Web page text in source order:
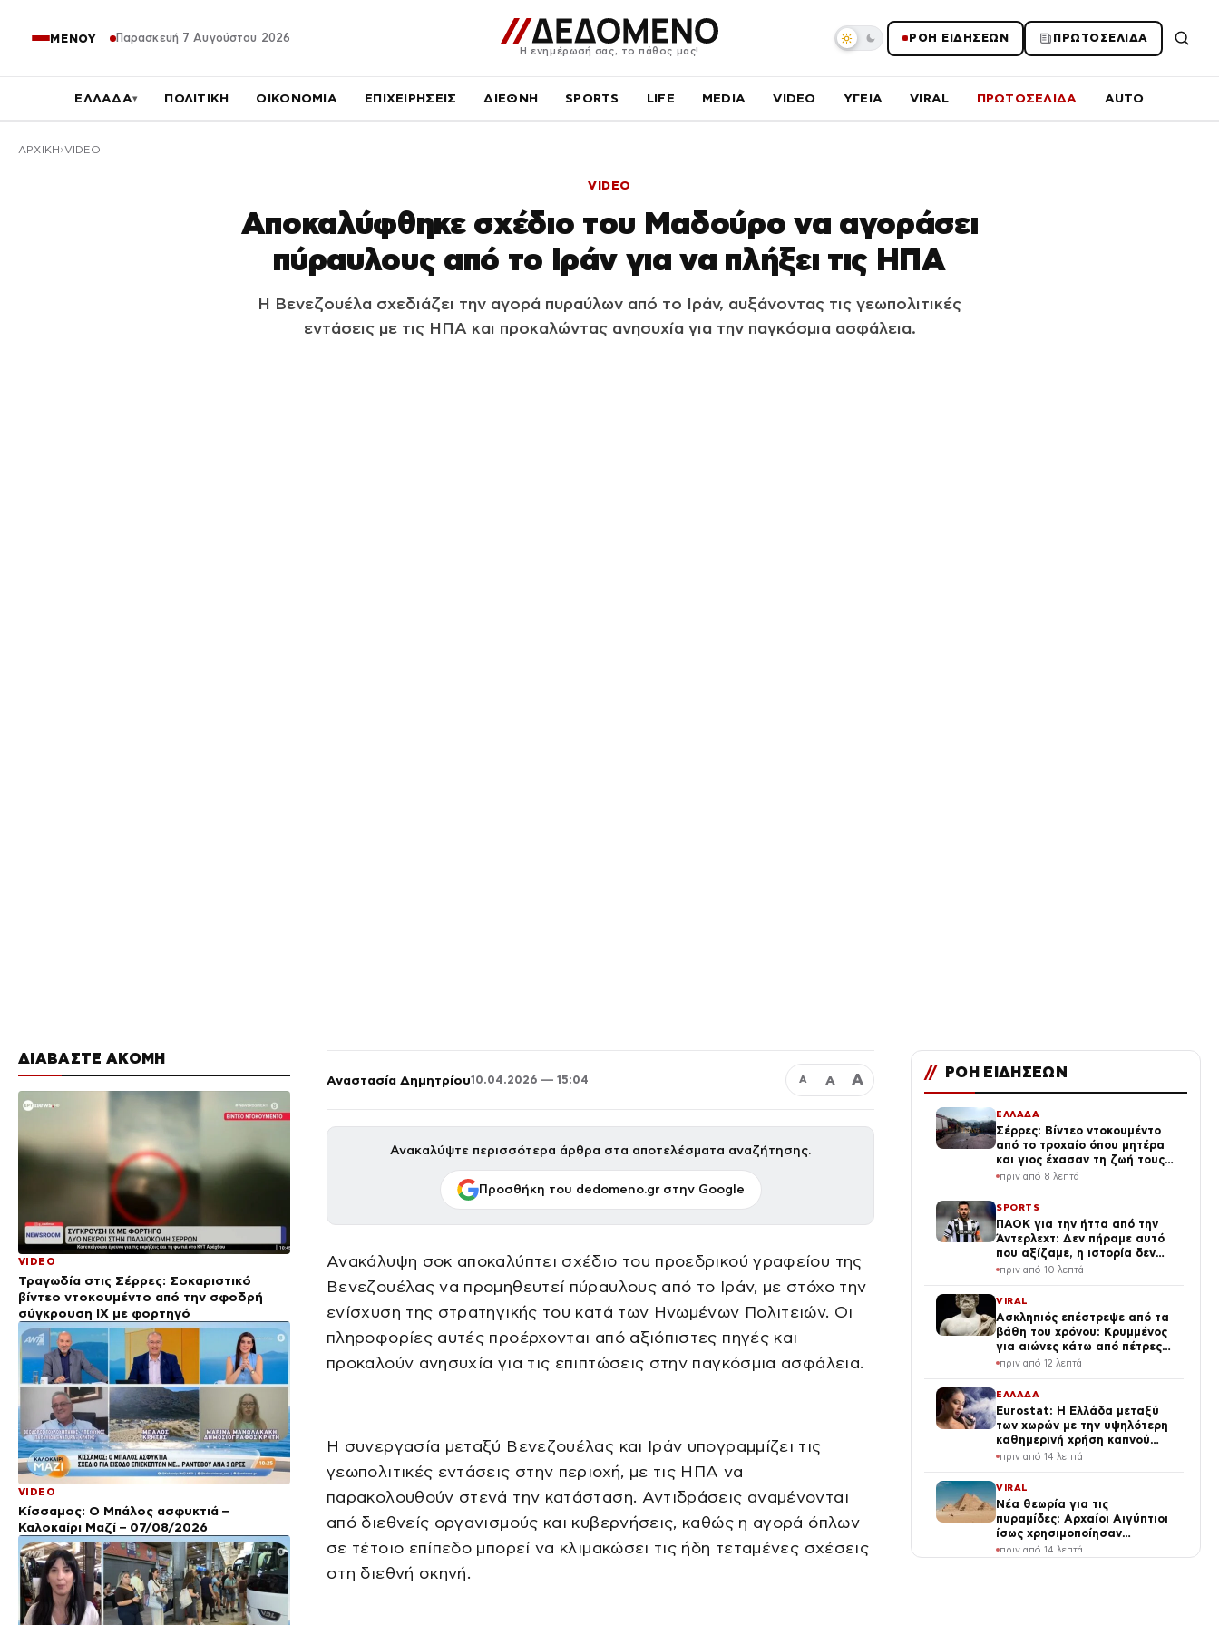
ΜΕΝΟΥ Παρασκευή 7 Αυγούστου 2026
Η ενημέρωσή σας, το πάθος μας!
ΡΟΗ ΕΙΔΗΣΕΩΝ ΠΡΩΤΟΣΕΛΙΔΑ
ΕΛΛΑΔΑ▾ ΠΟΛΙΤΙΚΗ ΟΙΚΟΝΟΜΙΑ ΕΠΙΧΕΙΡΗΣΕΙΣ ΔΙΕΘΝΗ SPORTS LIFE MEDIA VIDEO ΥΓΕΙΑ VIRAL ΠΡΩΤΟΣΕΛΙΔΑ AUTO
ΑΡΧΙΚΉ VIDEO
VIDEO
Αποκαλύφθηκε σχέδιο του Μαδούρο να αγοράσει
πύραυλους από το Ιράν για να πλήξει τις ΗΠΑ
Η Βενεζουέλα σχεδιάζει την αγορά πυραύλων από το Ιράν, αυξάνοντας τις γεωπολιτικές
εντάσεις με τις ΗΠΑ και προκαλώντας ανησυχία για την παγκόσμια ασφάλεια.
ΔΙΑΒΑΣΤΕ ΑΚΟΜΗ
VIDEO
Τραγωδία στις Σέρρες: Σοκαριστικό
βίντεο ντοκουμέντο από την σφοδρή
σύγκρουση ΙΧ με φορτηγό
VIDEO
Κίσσαμος: Ο Μπάλος ασφυκτιά –
Καλοκαίρι Μαζί – 07/08/2026
Αναστασία Δημητρίου10.04.2026 — 15:04 Α Α Α
Ανακαλύψτε περισσότερα άρθρα στα αποτελέσματα αναζήτησης.
Προσθήκη του dedomeno.gr στην Google
Ανακάλυψη σοκ αποκαλύπτει σχέδιο του προεδρικού γραφείου της
Βενεζουέλας να προμηθευτεί πύραυλους από το Ιράν, με στόχο την
ενίσχυση της στρατηγικής του κατά των Ηνωμένων Πολιτειών. Οι
πληροφορίες αυτές προέρχονται από αξιόπιστες πηγές και
προκαλούν ανησυχία για τις επιπτώσεις στην παγκόσμια ασφάλεια.
Η συνεργασία μεταξύ Βενεζουέλας και Ιράν υπογραμμίζει τις
γεωπολιτικές εντάσεις στην περιοχή, με τις ΗΠΑ να
παρακολουθούν στενά την κατάσταση. Αντιδράσεις αναμένονται
από διεθνείς οργανισμούς και κυβερνήσεις, καθώς η αγορά όπλων
σε τέτοιο επίπεδο μπορεί να κλιμακώσει τις ήδη τεταμένες σχέσεις
στη διεθνή σκηνή.
// ΡΟΗ ΕΙΔΗΣΕΩΝ
ΕΛΛΑΔΑ
Σέρρες: Βίντεο ντοκουμέντο
από το τροχαίο όπου μητέρα
και γιος έχασαν τη ζωή τους –
Η στιγμή της σύγκρουσης
πριν από 8 λεπτά
SPORTS
ΠΑΟΚ για την ήττα από την
Άντερλεχτ: Δεν πήραμε αυτό
που αξίζαμε, η ιστορία δεν
έχει τελειώσει
πριν από 10 λεπτά
VIRAL
Ασκληπιός επέστρεψε από τα
βάθη του χρόνου: Κρυμμένος
για αιώνες κάτω από πέτρες
που μίλησαν και πάλι (Vid)
πριν από 12 λεπτά
ΕΛΛΑΔΑ
Eurostat: Η Ελλάδα μεταξύ
των χωρών με την υψηλότερη
καθημερινή χρήση καπνού
στην ΕΕ
πριν από 14 λεπτά
VIRAL
Νέα θεωρία για τις
πυραμίδες: Αρχαίοι Αιγύπτιοι
ίσως χρησιμοποίησαν
άγνωστο υδραυλικό σύστημα
4.500 ετών
πριν από 14 λεπτά